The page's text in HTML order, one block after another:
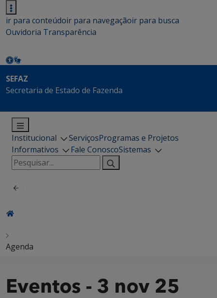
ir para conteúdoir para navegaçãoir para busca
Ouvidoria Transparência
SEFAZ
Secretaria de Estado de Fazenda
Institucional ServiçosProgramas e Projetos
Informativos
Fale ConoscoSistemas
Pesquisar
por:
Agenda
Eventos - 3 nov 25